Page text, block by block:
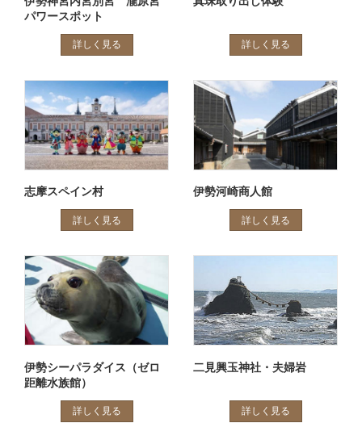
パワースポット
詳しく見る 詳しく見る
志摩スペイン村
詳しく見る
伊勢河崎商人館
詳しく見る
伊勢シーパラダイス（ゼロ
距離水族館）
詳しく見る
二見興玉神社・夫婦岩
詳しく見る